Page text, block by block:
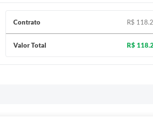
Contrato
R$
Valor Total R$